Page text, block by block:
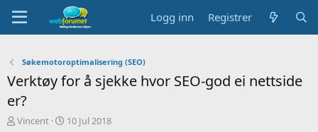
Logg inn Registrer
Søkemotoroptimalisering (SEO)
Verktøy for å sjekke hvor SEO-god ei nettside
er?
T
Vincent
S10 Jul 2018